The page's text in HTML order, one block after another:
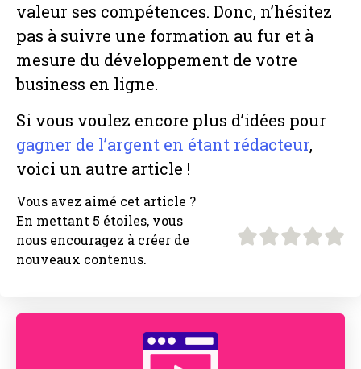
valeur ses compétences. Donc, n’hésitez
pas à suivre une formation au fur et à
mesure du développement de votre
business en ligne.
Si vous voulez encore plus d’idées pour
gagner de l’argent en étant rédacteur,
voici un autre article !
Vous avez aimé cet article ?
En mettant 5 étoiles, vous
nous encouragez à créer de
nouveaux contenus.